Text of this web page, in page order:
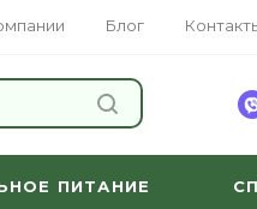
Блог
ПИТАНИЕ